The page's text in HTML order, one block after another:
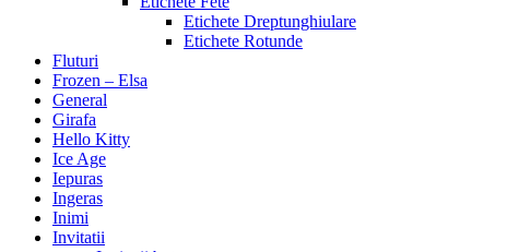
Etichete Dreptunghiulare
Etichete Rotunde
Fluturi
Frozen – Elsa
General
Girafa
Hello Kitty
Ice Age
Iepuras
Ingeras
Inimi
Invitatii